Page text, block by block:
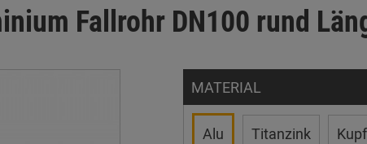
Fallrohr DN100 rund
MATERIAL
Alu Titanzink